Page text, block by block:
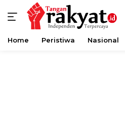
Langsung
Home Peristiwa Nasional